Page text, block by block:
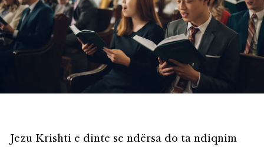
Jezu Krishti e dinte se ndërsa do ta ndiqnim